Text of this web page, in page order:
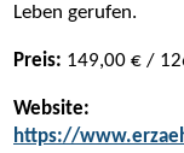
Leben gerufen.
Preis: 149,00 € /
Website:
https://